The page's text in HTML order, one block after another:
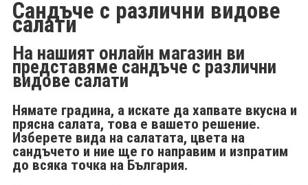
Сандъче с различни видове
салати
На нашият онлайн магазин ви
представяме сандъче с различни
видове салати
Нямате градина, а искате да хапвате вкусна и
прясна салата, това е вашето решение.
Изберете вида на салатата, цвета на
сандъчето и ние ще го направим и изпратим
до всяка точка на България.